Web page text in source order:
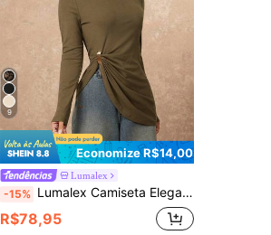
9
Economize R$14,00
Lumalex
-15% Lumalex Camiseta Elegante de Metal Decorativo com Bainha Assimétrica para Uso Diário
R$78,95